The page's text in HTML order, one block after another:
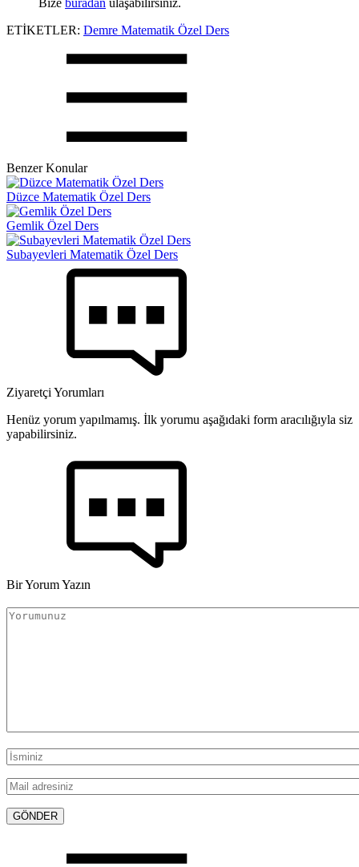
Bize buradan ulaşabilirsiniz.
ETİKETLER: Demre Matematik Özel Ders
Benzer Konular
Düzce Matematik Özel Ders
Gemlik Özel Ders
Subayevleri Matematik Özel Ders
Ziyaretçi Yorumları
Henüz yorum yapılmamış. İlk yorumu aşağıdaki form aracılığıyla siz
yapabilirsiniz.
Bir Yorum Yazın